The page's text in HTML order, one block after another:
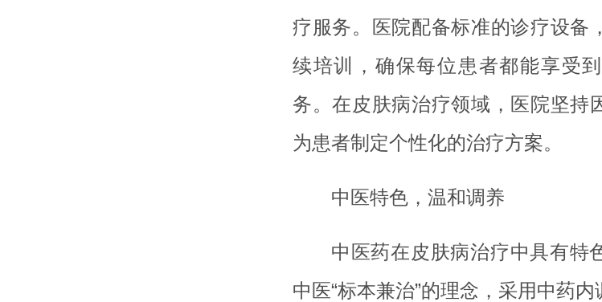
疗服务。医院配备标准的诊疗设备
续培训，确保每位患者都能享受
务。在皮肤病治疗领域，医院坚持
为患者制定个性化的治疗方案。
中医特色，温和调养
中医药在皮肤病治疗中具有特
中医“标本兼治”的理念，采用中药